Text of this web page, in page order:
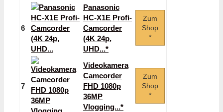
6
Panasonic
HC-X1E Profi-
Camcorder
(4K 24p,
UHD...*
Zum
Shop
*
7
Videokamera
Camcorder
FHD 1080p
36MP
Vlogging...*
Zum
Shop
*